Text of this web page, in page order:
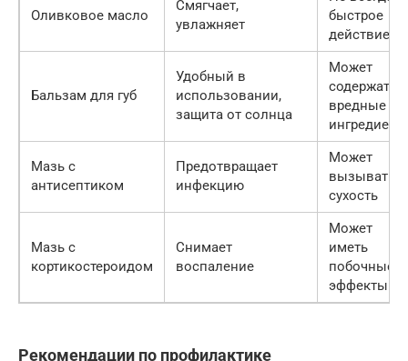
Оливковое масло
Смягчает,
увлажняет
быстрое
действие
Бальзам для губ
Удобный в
использовании,
защита от солнца
Может
содержать
вредные
Мазь с
антисептиком
Предотвращает
инфекцию
Может
вызывать
сухость
Мазь с
кортикостероидом
Снимает
воспаление
Может
иметь
побочные
эффекты
Рекомендации по профилактике